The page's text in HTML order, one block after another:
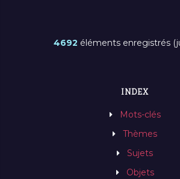
4692 éléments enregistrés
INDEX
Mots-clés
Thèmes
Sujets
Objets